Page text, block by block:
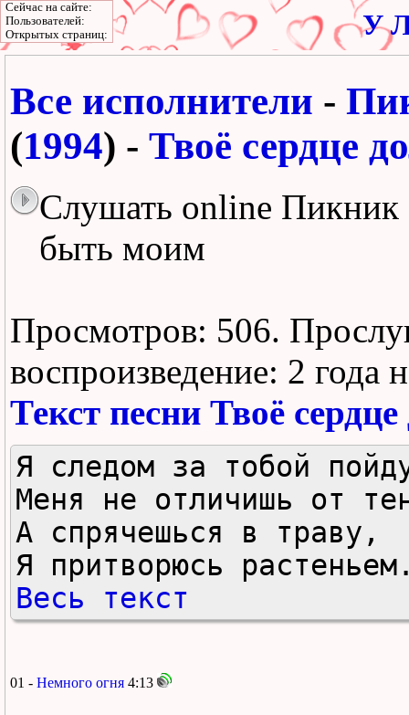
У
Все исполнители -
(1994) - Твоё сердце
Слушать online Пикник
быть моим
Просмотров: 506.
воспроизведение: 2 года
Текст песни Твоё
Я следом за тобой
Меня не отличишь от
А спрячешься в траву,
Я притворюсь
Весь текст
01 - Немного огня 4:13
Сейчас на сайте:
Пользователей:
Открытых страниц: